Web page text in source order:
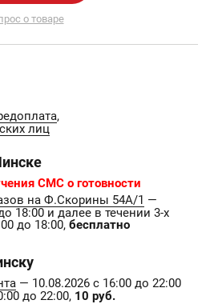
о товаре
,
лиц
СМС о готовности
на Ф.Скорины 54А/1 —
18:00 и далее в течении 3-х
до 18:00, бесплатно
— 10.08.2026 с 16:00 до 22:00
до 22:00, 10 руб.